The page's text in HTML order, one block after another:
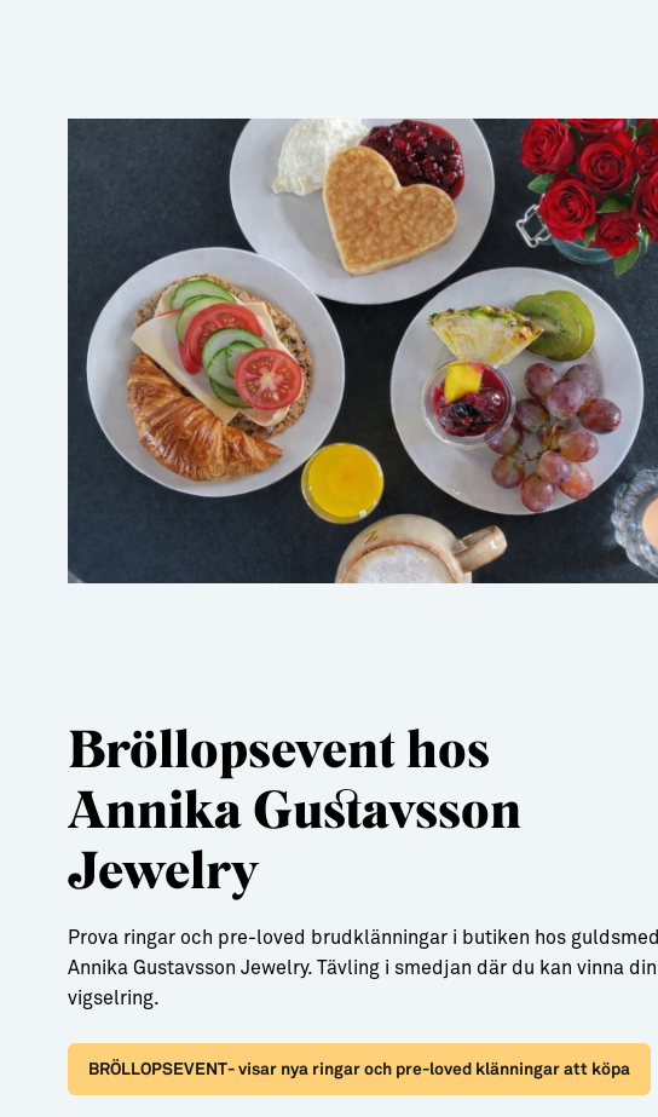
Bröllopsevent hos
Annika Gustavsson
Jewelry
Prova ringar och pre-loved brudklänningar i butiken hos guldsmed
Annika Gustavsson Jewelry. Tävling i smedjan där du kan vinna din
vigselring.
BRÖLLOPSEVENT- visar nya ringar och pre-loved klänningar att köpa